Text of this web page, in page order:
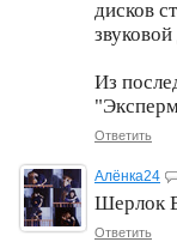
дисков
Из
Ответить
Алёнка24
Шерлок
Ответить